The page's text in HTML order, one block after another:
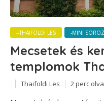
--THAIFÖLDI LES -MINI
Mecsetek és
templomok
Thaifoldi Les 2 perc